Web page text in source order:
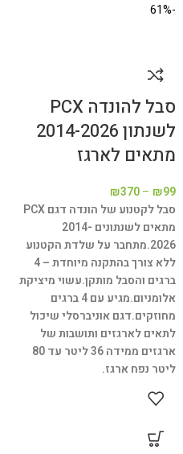
-61%
סבל להונדה PCX
לשנתון 2014-2026
מתאים לארגז
₪99
–
₪370
סבל לקטנוע של הונדה דגם PCX
מתאים לשנתונים 2014-
2026. מתחבר על שלדת הקטנוע
ללא צורך בהתקנה מיוחדת – 4
ברגים והסבל מותקן.עשוי מיציקת
אלומניום.
מגיע עם 4 ברגים
מחוזקים.דגם אוניברסלי שיכול
לתאים לארגזים ותושבות של
ארגזים ממידה 36 ליטר עד 80
ליטר נפח ארגז.